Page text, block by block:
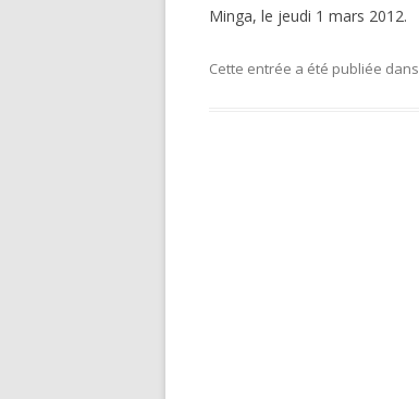
Minga, le jeudi 1 mars 2012.
Cette entrée a été publiée dans